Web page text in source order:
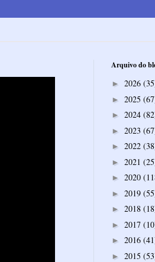
Arquivo do
► 2026
► 2025
► 2024
► 2023
► 2022
► 2021
► 2020
► 2019
► 2018
► 2017
► 2016
► 2015